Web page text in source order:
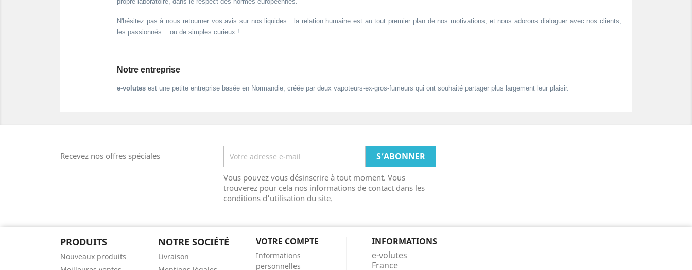
N'hésitez pas à nous retourner vos avis sur nos liquides : la relation humaine est au tout premier plan de nos motivations, et nous adorons dialoguer avec nos clients,
les passionnés... ou de simples curieux !
Notre entreprise
e-volutes est une petite entreprise basée en Normandie, créée par deux vapoteurs-ex-gros-fumeurs qui ont souhaité partager plus largement leur plaisir.
Recevez nos offres spéciales
Vous pouvez vous désinscrire à tout moment. Vous
trouverez pour cela nos informations de contact dans les
conditions d'utilisation du site.
PRODUITS
Nouveaux produits
NOTRE SOCIÉTÉ
Livraison
VOTRE COMPTE
Informations
personnelles
INFORMATIONS
e-volutes
France